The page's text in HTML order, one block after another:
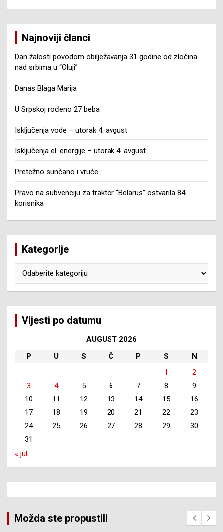
Najnoviji članci
Dan žalosti povodom obilježavanja 31 godine od zločina
nad srbima u “Oluji”
Danas Blaga Marija
U Srpskoj rođeno 27 beba
Isključenja vode – utorak 4. avgust
Isključenja el. energije – utorak 4. avgust
Pretežno sunčano i vruće
Pravo na subvenciju za traktor “Belarus” ostvarila 84
korisnika
Kategorije
Vijesti po datumu
AUGUST 2026
P
U S Č P S
N
1
2
3
4 5 6 7 8
9
10
11 12 13 14 15
16
17
18 19 20 21 22
23
24
25 26 27 28 29
30
31
« jul
Možda ste propustili